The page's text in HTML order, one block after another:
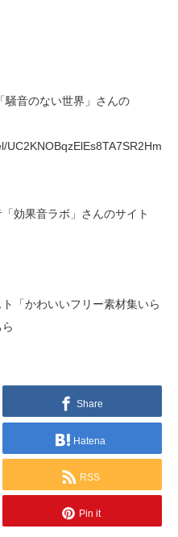
音のない世界」さんの
効果音ラボ」さんのサイト
「かわいいフリー素材集いら
Share
Hatena
RSS
Pin it